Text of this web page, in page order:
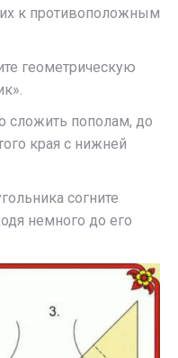
к противоположным
геометрическую
сложить пополам, до
края с нижней
согните
немного до его